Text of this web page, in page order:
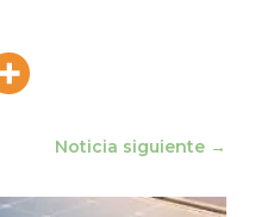
Noticia siguiente →